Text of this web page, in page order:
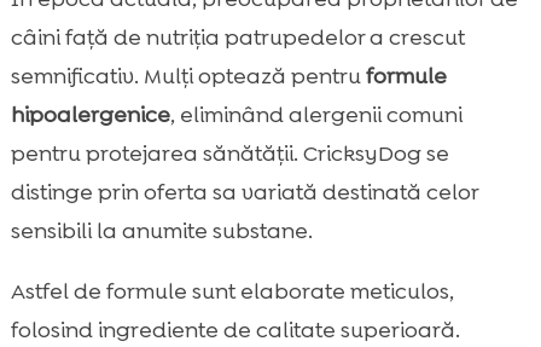
câini față de nutriția patrupedelor a crescut
semnificativ. Mulți optează pentruformule
hipoalergenice, eliminând alergenii comuni
pentru protejarea sănătății. CricksyDog se
distinge prin oferta sa variată destinată celor
sensibili la anumite substane.
Astfel de formule sunt elaborate meticulos,
folosind ingrediente de calitate superioară.